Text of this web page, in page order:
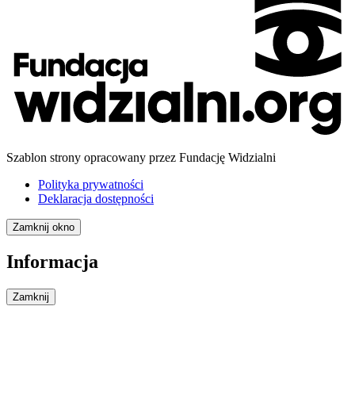
Szablon strony opracowany przez Fundację Widzialni
Polityka prywatności
Deklaracja dostępności
Zamknij okno
Informacja
Zamknij